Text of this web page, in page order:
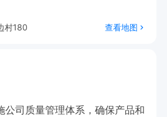
村180
查看地图
公司质量管理体系，确保产品和